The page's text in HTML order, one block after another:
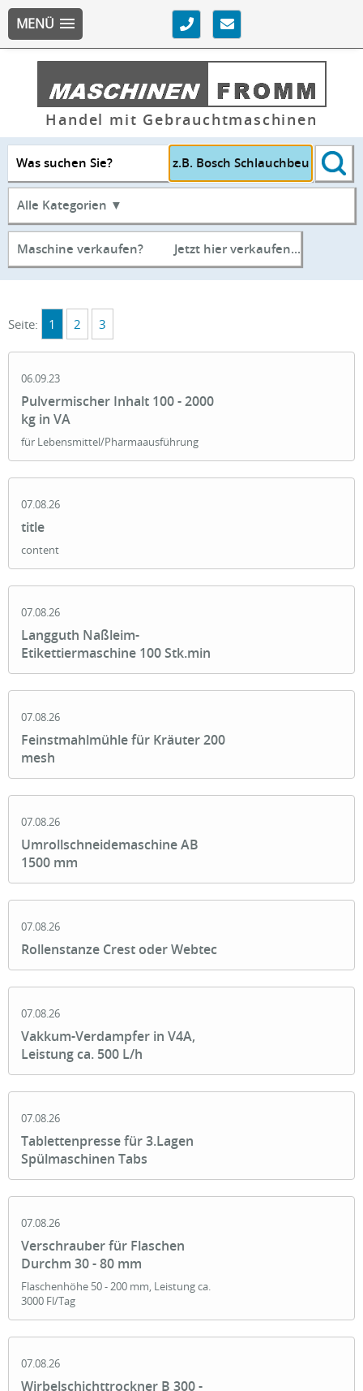
MENÜ
Handel mit Gebrauchtmaschinen
Was suchen Sie?
Alle Kategorien ▼
Maschine verkaufen? Jetzt hier verkaufen...
Seite: 1 2 3
06.09.23
Pulvermischer Inhalt 100 - 2000
kg in VA
für Lebensmittel/Pharmaausführung
07.08.26
title
content
07.08.26
Langguth Naßleim-
Etikettiermaschine 100 Stk.min
07.08.26
Feinstmahlmühle für Kräuter 200
mesh
07.08.26
Umrollschneidemaschine AB
1500 mm
07.08.26
Rollenstanze Crest oder Webtec
07.08.26
Vakkum-Verdampfer in V4A,
Leistung ca. 500 L/h
07.08.26
Tablettenpresse für 3.Lagen
Spülmaschinen Tabs
07.08.26
Verschrauber für Flaschen
Durchm 30 - 80 mm
Flaschenhöhe 50 - 200 mm, Leistung ca.
3000 Fl/Tag
07.08.26
Wirbelschichttrockner B 300 -